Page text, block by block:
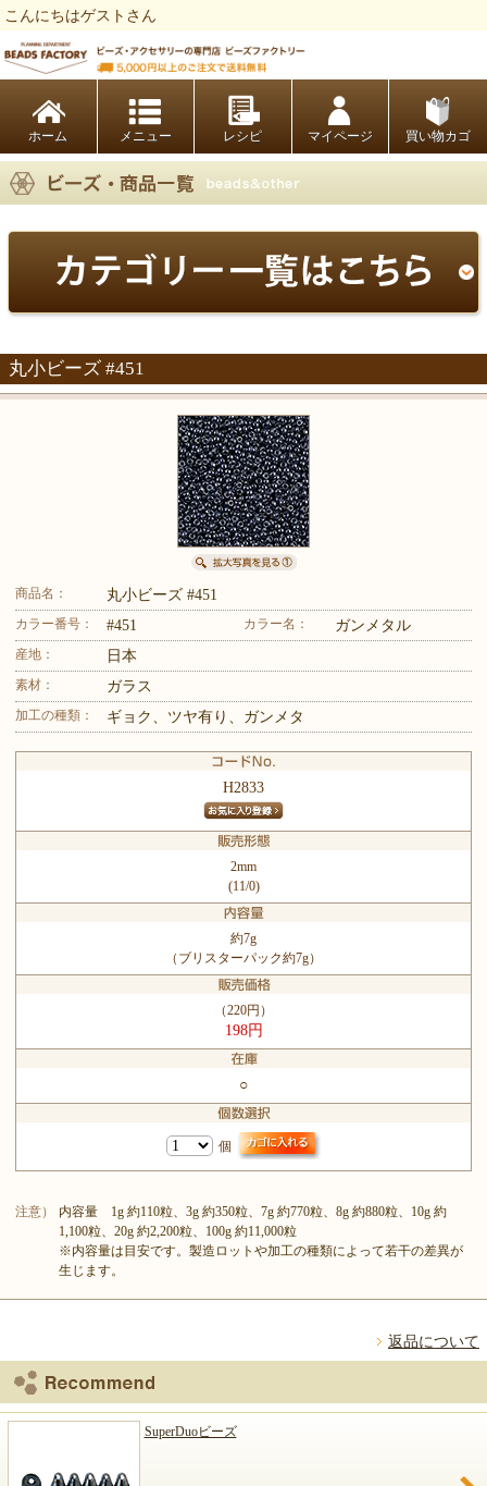
こんにちはゲストさん
ホーム レシピ マイページ 買い物カゴ
丸小ビーズ #451
商品名： 丸小ビーズ #451
カラー番号： #451 カラー名： ガンメタル
産地： 日本
素材： ガラス
加工の種類： ギョク、ツヤ有り、ガンメタ
H2833
2mm
(11/0)
約7g
（ブリスターパック約7g）
（220円）
198円
○
個
注意）
内容量 1g 約110粒、3g 約350粒、7g 約770粒、8g 約880粒、10g 約
1,100粒、20g 約2,200粒、100g 約11,000粒
※内容量は目安です。製造ロットや加工の種類によって若干の差異が
生じます。
返品について
SuperDuoビーズ